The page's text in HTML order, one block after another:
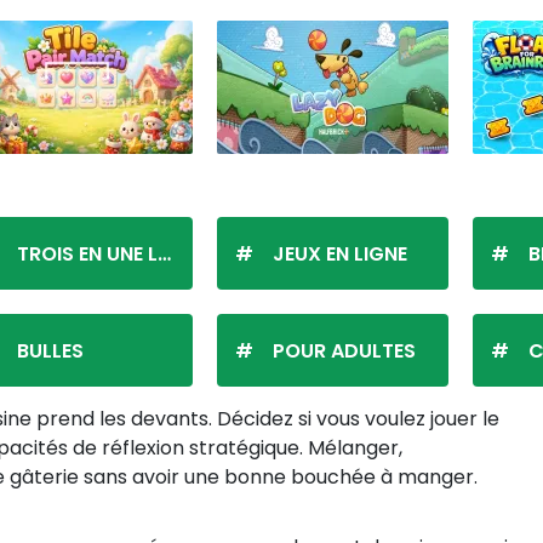
TROIS EN UNE LIGNE
BULLES
JEUX EN LIGNE
POUR ADULTES
prend les devants. Décidez si vous voulez jouer le
de réflexion stratégique. Mélanger,
sans avoir une bonne bouchée à manger.